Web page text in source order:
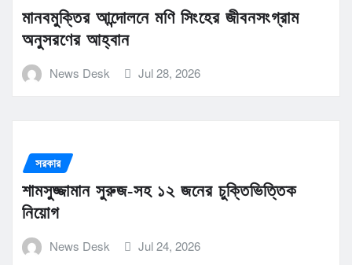
মানবমুক্তির আন্দোলনে মণি সিংহের জীবনসংগ্রাম
অনুসরণের আহ্বান
News Desk Jul 28, 2026
সরকার
শামসুজ্জামান সুরুজ-সহ ১২ জনের চুক্তিভিত্তিক
নিয়োগ
News Desk Jul 24, 2026